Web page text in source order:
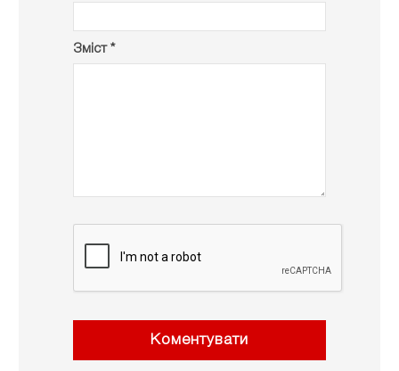
Зміст *
Коментувати